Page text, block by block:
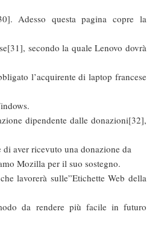
Adesso questa pagina copre la
secondo la quale Lenovo dovrà
l’acquirente di laptop francese
dipendente dalle donazioni[32],
di aver ricevuto una donazione da
Mozilla per il suo sostegno.
lavorerà sulle”Etichette Web della
da rendere più facile in futuro